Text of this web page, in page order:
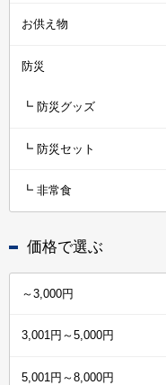
お供え物
防災
┗ 防災グッズ
┗ 防災セット
┗ 非常食
価格で選ぶ
～3,000円
3,001円～5,000円
5,001円～8,000円